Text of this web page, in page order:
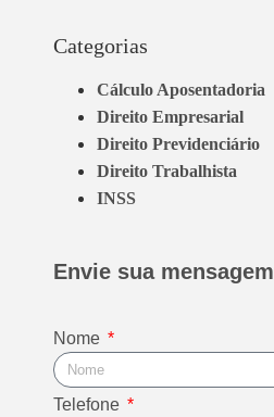
Categorias
Cálculo Aposentadoria
Direito Empresarial
Direito Previdenciário
Direito Trabalhista
INSS
Envie sua mensagem
Nome
Telefone